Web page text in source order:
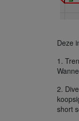
Deze
1.
2.
short